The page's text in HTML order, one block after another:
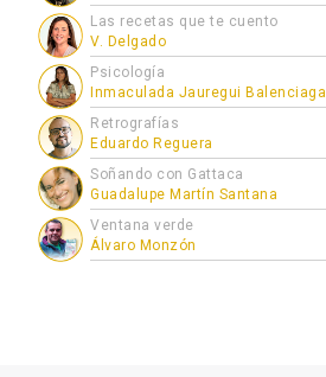
Las recetas que te cuento
V. Delgado
Psicología
Inmaculada Jauregui Balenciaga
Retrografías
Eduardo Reguera
Soñando con Gattaca
Guadalupe Martín Santana
Ventana verde
Álvaro Monzón